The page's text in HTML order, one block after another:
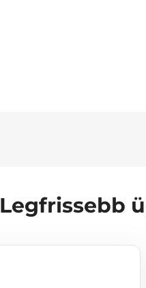
Legfrissebb